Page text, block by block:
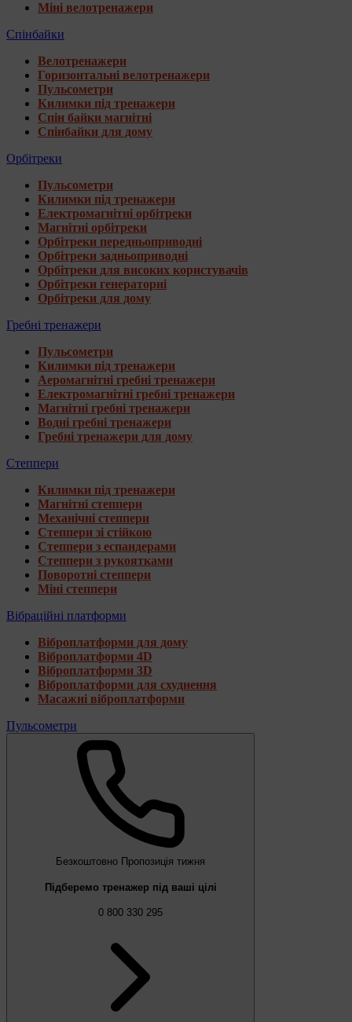
Міні велотренажери
Спінбайки
Велотренажери
Горизонтальні велотренажери
Пульсометри
Килимки під тренажери
Спін байки магнітні
Спінбайки для дому
Орбітреки
Пульсометри
Килимки під тренажери
Електромагнітні орбітреки
Магнітні орбітреки
Орбітреки передньоприводні
Орбітреки задньоприводні
Орбітреки для високих користувачів
Орбітреки генераторні
Орбітреки для дому
Гребні тренажери
Пульсометри
Килимки під тренажери
Аеромагнітні гребні тренажери
Електромагнітні гребні тренажери
Магнітні гребні тренажери
Водні гребні тренажери
Гребні тренажери для дому
Степпери
Килимки під тренажери
Магнітні степпери
Механічні степпери
Степпери зі стійкою
Степпери з еспандерами
Степпери з рукоятками
Поворотні степпери
Міні степпери
Вібраційні платформи
Віброплатформи для дому
Віброплатформи 4D
Віброплатформи 3D
Віброплатформи для схуднення
Масажні віброплатформи
Пульсометри
Безкоштовно Пропозиція тижня
Підберемо тренажер під ваші цілі
0 800 330 295